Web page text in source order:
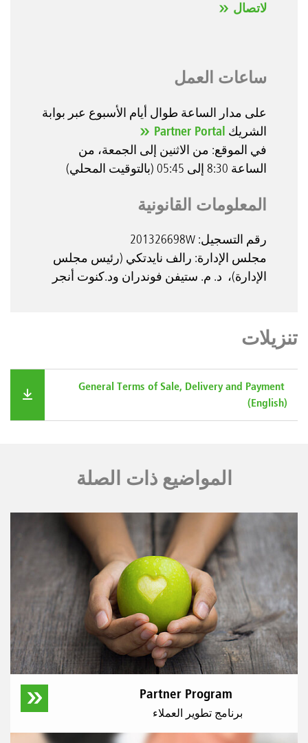
لاتصال
ساعات العمل
على مدار الساعة طوال أيام الأسبوع عبر بوابة
الشريك Partner Portal
في الموقع: من الاثنين إلى الجمعة، من
الساعة 8:30 إلى 05:45 (بالتوقيت المحلي)
المعلومات القانونية
رقم التسجيل: 201326698W
مجلس الإدارة: رالف نايدتكي (رئيس مجلس
الإدارة)، د. م. ستيفن فوندران ود.كنوت أنجر
تنزيلات
General Terms of Sale, Delivery and Payment
(English)
المواضيع ذات الصلة
Partner Program
برنامج تطوير العملاء